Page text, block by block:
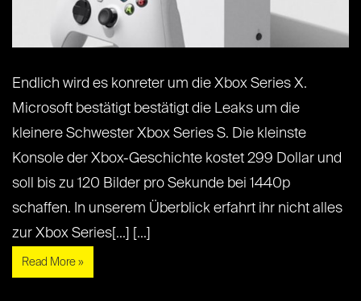
Endlich wird es konreter um die Xbox Series X.
Microsoft bestätigt bestätigt die Leaks um die
kleinere Schwester Xbox Series S. Die kleinste
Konsole der Xbox-Geschichte kostet 299 Dollar und
soll bis zu 120 Bilder pro Sekunde bei 1440p
schaffen. In unserem Überblick erfahrt ihr nicht alles
zur Xbox Series[...] [...]
Read More »